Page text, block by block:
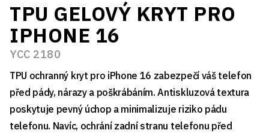
TPU GELOVÝ KRYT PRO
IPHONE 16
YCC 2180
TPU ochranný kryt pro iPhone 16 zabezpečí váš telefon
před pády, nárazy a poškrábáním. Antiskluzová textura
poskytuje pevný úchop a minimalizuje riziko pádu
telefonu. Navíc, ochrání zadní stranu telefonu před